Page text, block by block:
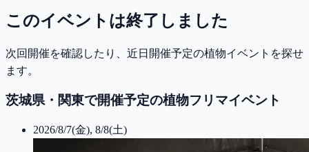
このイベントは終了しました
次回開催を確認したり、近日開催予定の植物イベントを探せ
ます。
茨城県・関東で開催予定の植物フリマイベント
2026/8/7(金), 8/8(土)